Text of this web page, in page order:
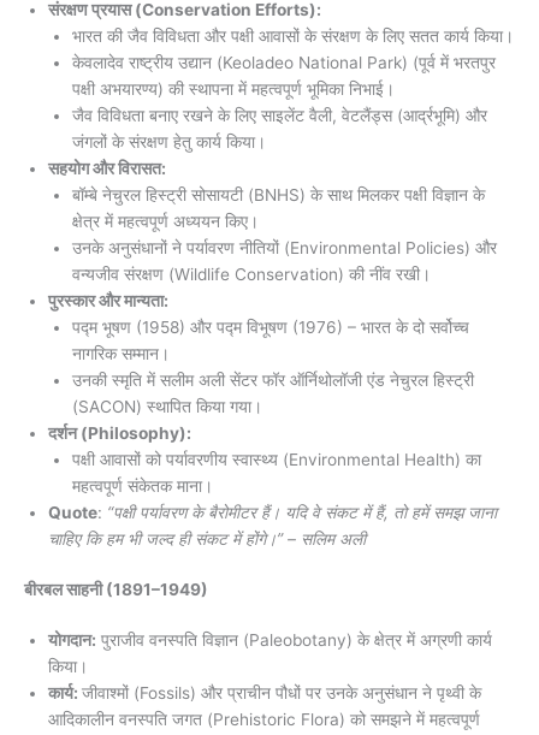
संरक्षण प्रयास (Conservation Efforts):
भारत की जैव विविधता और पक्षी आवासों के संरक्षण के लिए सतत कार्य किया।
केवलादेव राष्ट्रीय उद्यान (Keoladeo National Park) (पूर्व में भरतपुर
पक्षी अभयारण्य) की स्थापना में महत्वपूर्ण भूमिका निभाई।
जैव विविधता बनाए रखने के लिए साइलेंट वैली, वेटलैंड्स (आर्द्रभूमि) और
जंगलों के संरक्षण हेतु कार्य किया।
सहयोग और विरासत:
बॉम्बे नेचुरल हिस्ट्री सोसायटी (BNHS) के साथ मिलकर पक्षी विज्ञान के
क्षेत्र में महत्वपूर्ण अध्ययन किए।
उनके अनुसंधानों ने पर्यावरण नीतियों (Environmental Policies) और
वन्यजीव संरक्षण (Wildlife Conservation) की नींव रखी।
पुरस्कार और मान्यता:
पद्म भूषण (1958) और पद्म विभूषण (1976) – भारत के दो सर्वोच्च
नागरिक सम्मान।
उनकी स्मृति में सलीम अली सेंटर फॉर ऑर्निथोलॉजी एंड नेचुरल हिस्ट्री
(SACON) स्थापित किया गया।
दर्शन (Philosophy):
पक्षी आवासों को पर्यावरणीय स्वास्थ्य (Environmental Health) का
महत्वपूर्ण संकेतक माना।
Quote: “पक्षी पर्यावरण के बैरोमीटर हैं। यदि वे संकट में हैं, तो हमें समझ जाना
चाहिए कि हम भी जल्द ही संकट में होंगे।” – सलिम अली
बीरबल साहनी(1891–1949)
योगदान: पुराजीव वनस्पति विज्ञान (Paleobotany) के क्षेत्र में अग्रणी कार्य
किया।
कार्य: जीवाश्मों (Fossils) और प्राचीन पौधों पर उनके अनुसंधान ने पृथ्वी के
आदिकालीन वनस्पति जगत (Prehistoric Flora) को समझने में महत्वपूर्ण